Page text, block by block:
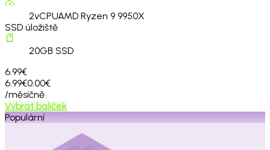
2vCPUAMD Ryzen 9 9950X
SSD úložiště
20GB SSD
6.99€
6.99€0.00€
/měsíčně
Vybrat balíček
Populární